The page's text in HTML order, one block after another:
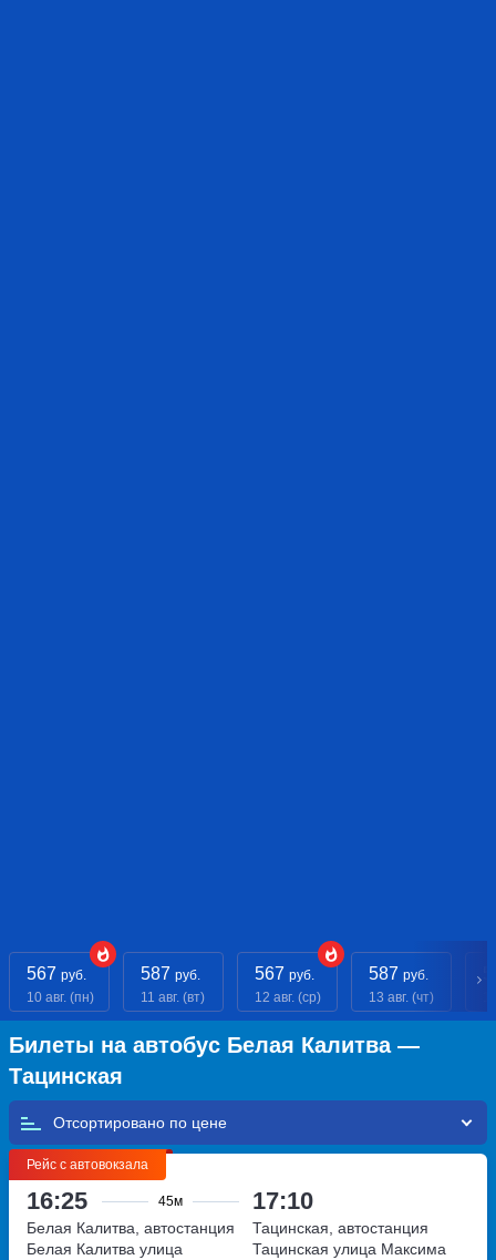
567 руб.
10 авг. (пн)
587 руб.
11 авг. (вт)
567 руб.
12 авг. (ср)
587 руб.
13 авг. (чт)
Билеты на автобус Белая Калитва —
Тацинская
Отсортировано по
Рейс с автовокзала
16:25 45м 17:10
Белая Калитва, автостанция
Белая Калитва улица
Тацинская, автостанция
Тацинская улица Максима